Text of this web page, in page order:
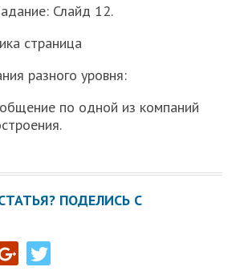
Слайд 12.
страница
разного уровня:
по одной из компаний
ПОДЕЛИСЬ С